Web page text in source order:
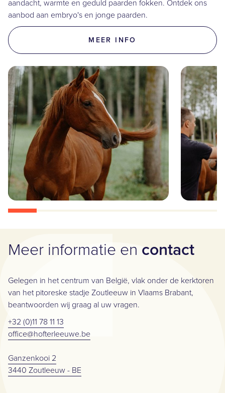
aandacht, warmte en geduld paarden fokken. Ontdek ons
aanbod aan embryo's en jonge paarden.
MEER INFO
Meer informatie en contact
Gelegen in het centrum van België, vlak onder de kerktoren
van het pitoreske stadje Zoutleeuw in Vlaams Brabant,
beantwoorden wij graag al uw vragen.
+32 (0)11 78 11 13
office@hofterleeuwe.be
Ganzenkooi 2
3440 Zoutleeuw - BE